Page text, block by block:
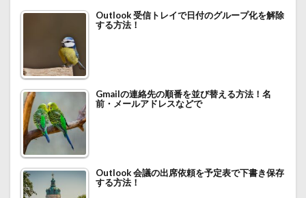
Outlook 受信トレイで日付のグループ化を解除
する方法！
Gmailの連絡先の順番を並び替える方法！名
前・メールアドレスなどで
Outlook 会議の出席依頼を予定表で下書き保存
する方法！